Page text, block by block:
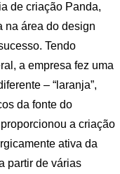
de criação Panda,
na área do design
Tendo
a empresa fez uma
– “laranja”,
da fonte do
a criação
ativa da
partir de várias